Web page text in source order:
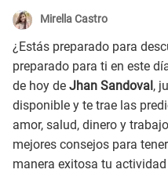
Mirella Castro
¿Estás preparado para
preparado para ti en este
de hoy de Jhan Sandoval ,
disponible y te trae las
amor, salud, dinero y
mejores consejos para
manera exitosa tu